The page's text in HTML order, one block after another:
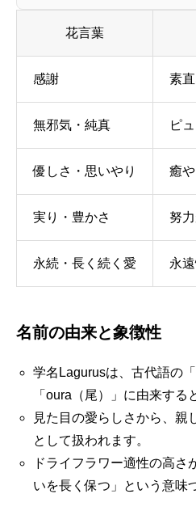
花言葉
感謝 素
無邪気・純真 ピ
優しさ・思いやり 癒
実り・豊かさ 努
永続・長く続く愛 永
名前の由来と象徴性
学名Lagurusは、古代語の
「oura（尾）」に由来する
見た目の愛らしさから、親
として扱われます。
ドライフラワー適性の高さ
いを長く保つ」という意味